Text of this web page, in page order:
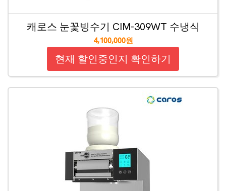
캐로스 눈꽃빙수기 CIM-309WT 수냉식
4,100,000원
현재 할인중인지 확인하기